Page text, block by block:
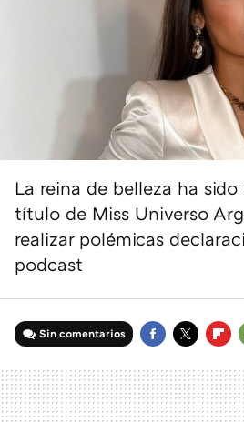
La reina de belleza ha
título de Miss Universo
realizar polémicas
podcast
Sin comentarios